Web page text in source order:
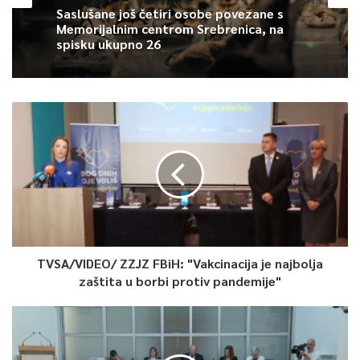
usvojilo
.
0
Article Rating
Saslušane još četiri osobe povezane s
Memorijalnim centrom Srebrenica, na
spisku ukupno 26
TVSA/VIDEO/ ZZJZ FBiH: "Vakcinacija je najbolja
zaštita u borbi protiv pandemije"